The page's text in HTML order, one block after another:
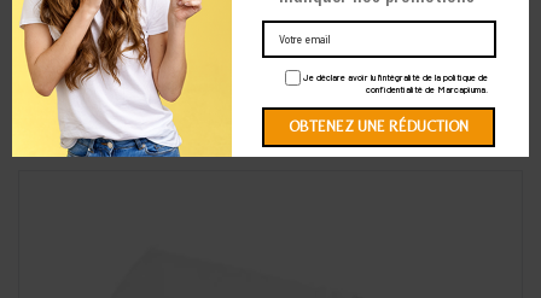
Produit orthopédique - CE
à partir de 49,99 €
EN SAVOIR PLUS
Je déclare avoir lu l'intégralité de la politique de
confidentialité de Marcapiuma.